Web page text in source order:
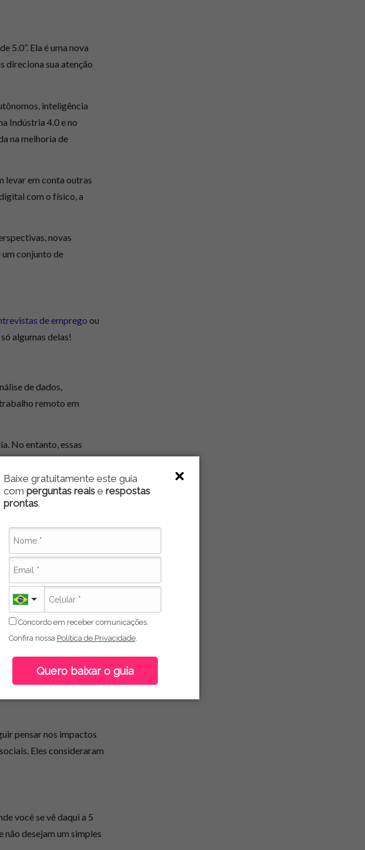
Baixe gratuitamente este guia
com perguntas reais e respostas
prontas.
Concordo em receber comunicações.
Confira nossa Política de Privacidade.
Quero baixar o guia
5.0”. Ela é uma nova
direciona sua atenção
inteligência
Indústria 4.0 e no
na melhoria de
levar em conta outras
com o físico, a
novas
conjunto de
de emprego ou
algumas delas!
de dados,
remoto em
No entanto, essas
, ajustando-se
Essas são
com soluções
a cenários
emocional e
e profissionalmente. Isso
dos outros.
pensar nos impactos
. Eles consideraram
você se vê daqui a 5
desejam um simples